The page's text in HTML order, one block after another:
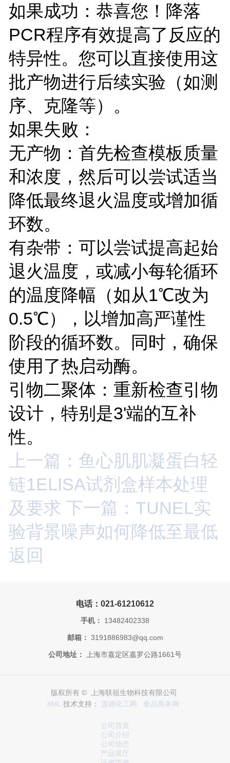
如果成功：恭喜您！降落
PCR程序有效提高了反应的
特异性。您可以直接使用这
批产物进行后续实验（如测
序、克隆等）。
如果失败：
无产物：首先检查模板质量
和浓度，然后可以尝试适当
降低最终退火温度或增加循
环数。
有杂带：可以尝试提高起始
退火温度，或减小每轮循环
的温度降幅（如从1℃改为
0.5℃），以增加高严谨性
阶段的循环数。同时，确保
使用了热启动酶。
引物二聚体：重新检查引物
设计，特别是3'端的互补
性。
上一篇：鱼心肌肌凝蛋白轻
链1ELISA试剂盒样本处理
及要求 下一篇：TUNEL实
验背景噪声如何降低至最低
返回
电话：021-61210612
手机： 13482402338
邮箱： 3191886983@qq.com
公司地址： 上海市嘉定区嘉罗公路1661号
版权所有 © 上海联祖生物科技有限公司
XML 技术支持： 盖德化工网 食品商务网
公司首页
公司介绍
公司动态
产品展厅